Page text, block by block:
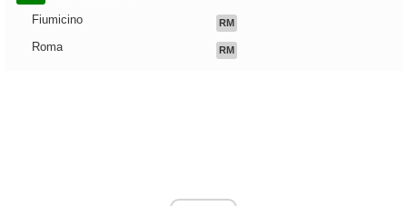
Fiumicino
RM
Roma RM